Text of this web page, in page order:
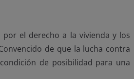
por el derecho a la vivienda y los
de que la lucha contra
de posibilidad para una